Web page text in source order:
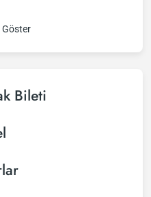
Göster
Bileti